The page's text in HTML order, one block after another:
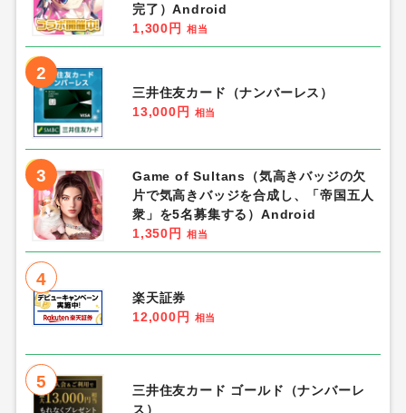
完了）Android
1,300円
相当
2
三井住友カード（ナンバーレス）
13,000円
相当
3
Game of Sultans（気高きバッジの欠
片で気高きバッジを合成し、「帝国五人
衆」を5名募集する）Android
1,350円
相当
4
楽天証券
12,000円
相当
5
三井住友カード ゴールド（ナンバーレ
ス）